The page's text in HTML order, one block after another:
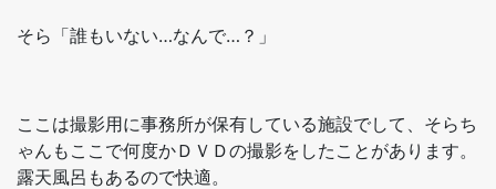
そら「誰もいない…なんで…？」
ここは撮影用に事務所が保有している施設でして、そらち
ゃんもここで何度かＤＶＤの撮影をしたことがあります。
露天風呂もあるので快適。